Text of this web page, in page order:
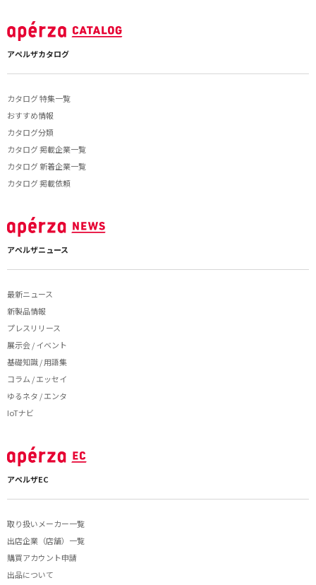
アペルザカタログ
カタログ 特集一覧
おすすめ情報
カタログ分類
カタログ 掲載企業一覧
カタログ 新着企業一覧
カタログ 掲載依頼
アペルザニュース
最新ニュース
新製品情報
プレスリリース
展示会 / イベント
基礎知識 / 用語集
コラム / エッセイ
ゆるネタ / エンタ
IoTナビ
アペルザEC
取り扱いメーカー一覧
出店企業（店舗）一覧
購買アカウント申請
出品について